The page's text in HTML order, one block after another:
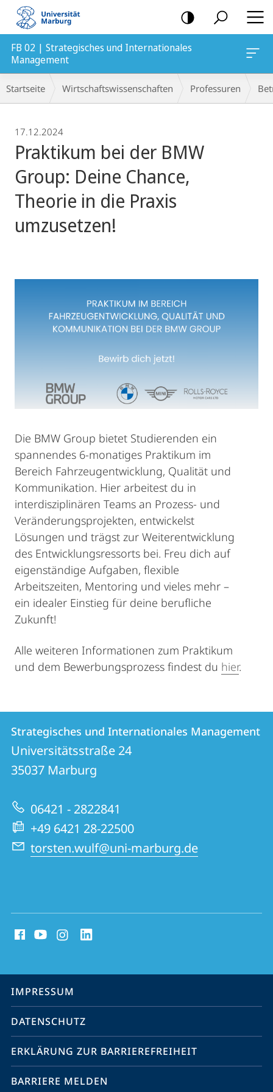
Mobile-
Navigation
FB 02 | Strategisches und Internationales
Management
Breadcrumb-
Navigation
Startseite Wirtschaftswissenschaften Professuren
17.12.2024
Praktikum bei der BMW
Group: Deine Chance,
Theorie in die Praxis
umzusetzen!
Die BMW Group bietet Studierenden ein
spannendes 6-monatiges Praktikum im
Bereich Fahrzeugentwicklung, Qualität und
Kommunikation. Hier arbeitest du in
interdisziplinären Teams an Prozess- und
Veränderungsprojekten, entwickelst
Lösungen und trägst zur Weiterentwicklung
des Entwicklungsressorts bei. Freu dich auf
eigenständige Aufgaben, flexible
Arbeitszeiten, Mentoring und vieles mehr –
ein idealer Einstieg für deine berufliche
Zukunft!
Alle weiteren Informationen zum Praktikum
und dem Bewerbungsprozess findest du hier.
Kontakt
und
Informationen
zur
Website
Kontaktinformationen
Strategisches
und
Internationales
Management
Strategisches und Internationales Management
Universitätsstraße 24
35037 Marburg
06421 - 2822841
+49 6421 28-22500
torsten.wulf@uni-marburg.de
Media
Service-
Navigation
IMPRESSUM
DATENSCHUTZ
ERKLÄRUNG ZUR BARRIEREFREIHEIT
BARRIERE MELDEN